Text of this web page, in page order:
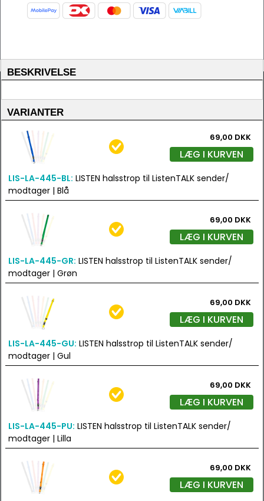
BESKRIVELSE
VARIANTER
69,00 DKK
LÆG I KURVEN
LIS-LA-445-BL: LISTEN halsstrop til ListenTALK sender/
modtager | Blå
69,00 DKK
LÆG I KURVEN
LIS-LA-445-GR: LISTEN halsstrop til ListenTALK sender/
modtager | Grøn
69,00 DKK
LÆG I KURVEN
LIS-LA-445-GU: LISTEN halsstrop til ListenTALK sender/
modtager | Gul
69,00 DKK
LÆG I KURVEN
LIS-LA-445-PU: LISTEN halsstrop til ListenTALK sender/
modtager | Lilla
69,00 DKK
LÆG I KURVEN